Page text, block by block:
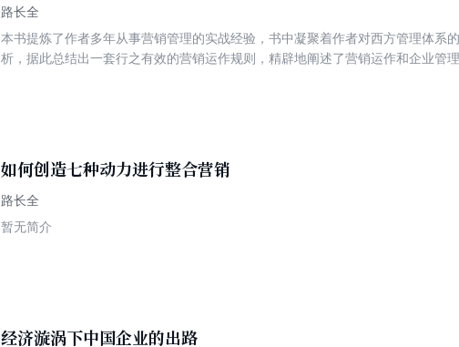
路长全
本书提炼了作者多年从事营销管理的实战经验，书中凝聚着作者对西方管理体系
析，据此总结出一套行之有效的营销运作规则，精辟地阐述了营销运作和企业管理
如何创造七种动力进行整合营销
路长全
暂无简介
经济漩涡下中国企业的出路